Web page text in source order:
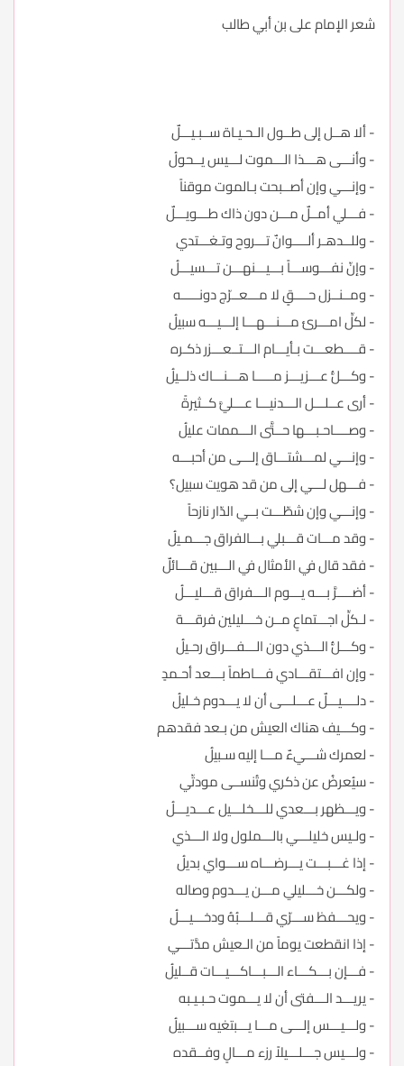
شعر الإمام على بن أبي طالب
- ألا هــل إلى طــول الـحـيـاة ســبـيـــلٌ
- وأنـــى هـــذا الـــموت لـــيس يــحولُ
- وإنـــي وإن أصــبحت بـالموت موقناً
- فـــلي أمــلٌ مـــن دون ذاك طـــويـــلٌ
- وللــدهـر ألــــوانٌ تـــروح وتـغـــتدي
- وإنّ نفـــوســـاً بـــيـــنهـــن تـــسيـــلُ
- ومــنــزل حــــقٍ لا مـــعــرّج دونـــــه
- لكلِّ امـــرئ مـــنـــهـــا إلـــيـــه سبيلُ
- قــــطعـــت بـأيـــام الـــتــعـــزر ذكـره
- وكـــلُّ عـــزيـــز مـــــا هـــنـــاك ذلــيلُ
- أرى عــلـــل الـــدنيـــا عـــليَّ كــثيرةً
- وصــــاحـبـــها حــتَّى الـــممات عليلُ
- وإنـــي لمـــشتـــاق إلـــى من أحبـــه
- فـــهل لـــي إلى من قد هويت سبيل؟
- وإنـــي وإن شطّـــت بــي الدّار نازحاً
- وقد مـــات قـــبلي بـــالفراق جـــمـيلُ
- فقد قال في الأمثال في الـــبين قـــائلٌ
- أضــــرَّ بـــه يـــوم الـــفراق قـــليـــلُ
- لـكلِّ اجـــتماعٍ مــن خـــليلين فرقـــة
- وكـــلُّ الـــذي دون الـــفـــراق رحـيلُ
- وإن افـــتقـــادي فـــاطماً بـــعد أحـمدٍ
- دلــــيـــلٌ عـــلـــى أن لا يـــدوم خـليلُ
- وكـــيف هناك العيش من بـعد فقدهم
- لعمرك شـــيءٌ مـــا إليه سـبيلُ
- سيُعرضُ عن ذكري وتُنســى مودتّي
- ويـــظهر بـــعدي للـــخلـــيل عـــديـــلُ
- ولـيس خليلـــي بالـــملول ولا الـــذي
- إذا غـــبـــت يـــرضـــاه ســـواي بديلُ
- ولكـــن خـــليلي مـــن يـــدوم وصاله
- ويحـــفظ ســـرّي قـــلـــبُهُ ودخـــيـــلُ
- إذا انقطعت يوماً من الـعيش مدَّتـــي
- فـــإن بـــكـــاء الـــبـــاكـــيـــات قــليلُ
- يريـــد الـــفتى أن لا يـــموت حـبـيـبه
- ولـــيـــس إلـــى مـــا يـــبتغيه ســـبيلُ
- ولـــيس جـــلـــيلاً رزء مـــالٍ وفــقده